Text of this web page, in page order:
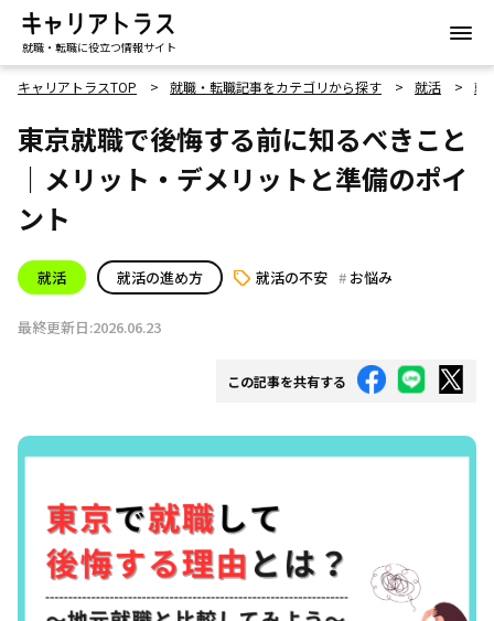
就職・転職に役立つ情報サイト
キャリアトラスTOP 就職・転職記事をカテゴリから探す 就活 就
東京就職で後悔する前に知るべきこと
｜メリット・デメリットと準備のポイ
ント
就活 就活の進め方 就活の不安 お悩み
最終更新日:2026.06.23
この記事を共有する